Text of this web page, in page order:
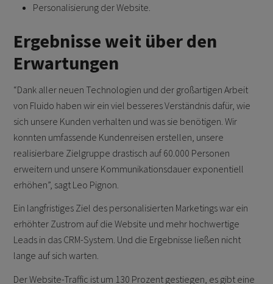
Personalisierung der Website.
Ergebnisse weit über den
Erwartungen
“Dank aller neuen Technologien und der großartigen Arbeit
von Fluido haben wir ein viel besseres Verständnis dafür, wie
sich unsere Kunden verhalten und was sie benötigen. Wir
konnten umfassende Kundenreisen erstellen, unsere
realisierbare Zielgruppe drastisch auf 60.000 Personen
erweitern und unsere Kommunikationsdauer exponentiell
erhöhen”, sagt Leo Pignon.
Ein langfristiges Ziel des personalisierten Marketings war ein
erhöhter Zustrom auf die Website und mehr hochwertige
Leads in das CRM-System. Und die Ergebnisse ließen nicht
lange auf sich warten.
Der Website-Traffic ist um 130 Prozent gestiegen, es gibt eine